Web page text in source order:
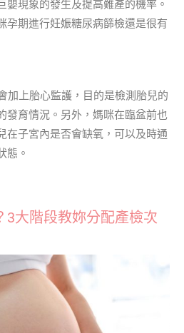
嬰現象的發生及提高難產的機率。
孕期進行妊娠糖尿病篩檢還是很有
加上胎心監護，目的是檢測胎兒的
發育情況。另外，媽咪在臨盆前也
在子宮內是否會缺氧，可以及時通
態。
3大階段教妳分配產檢次